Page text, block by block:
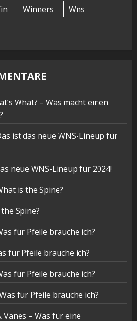
Winners
Wns
What? – Was macht einen
ist das neue WNS-Lineup für
neue WNS-Lineup für 2024!
is the Spine?
Spine?
für Pfeile brauche ich?
für Pfeile brauche ich?
für Pfeile brauche ich?
Was für Pfeile brauche ich?
Vanes – Was für eine